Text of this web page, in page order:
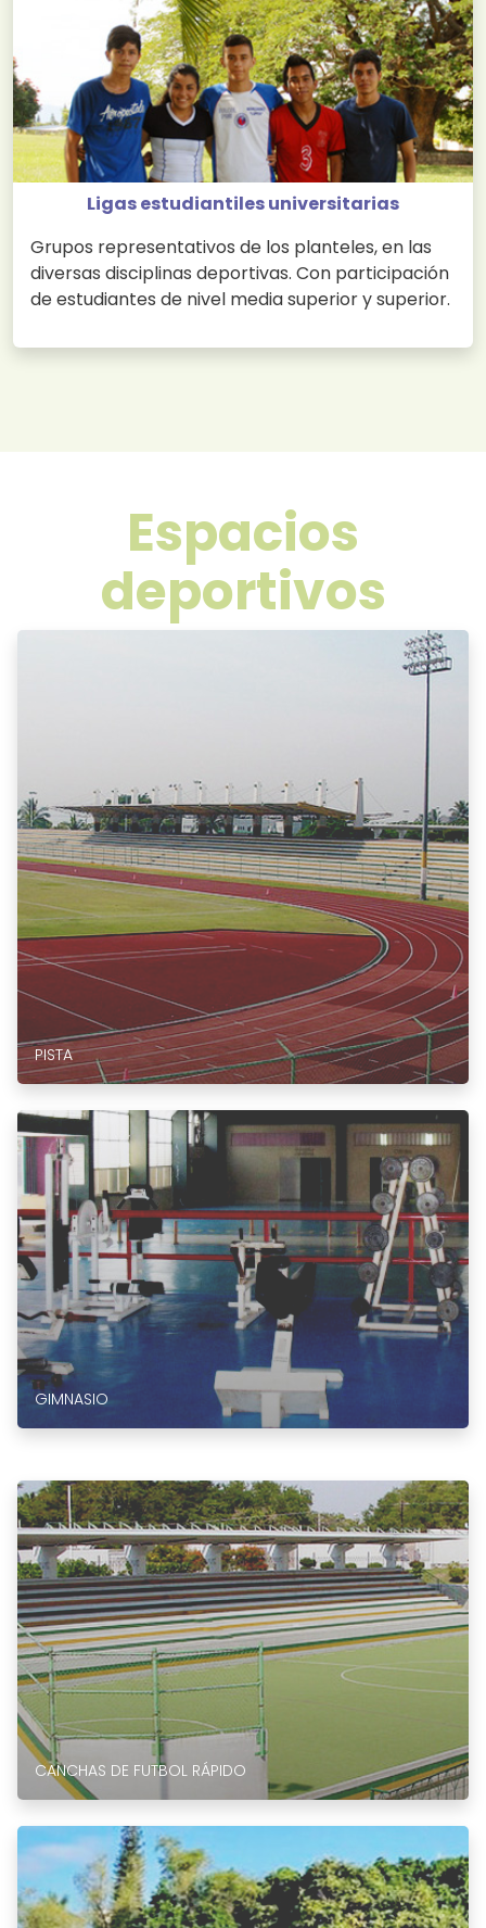
Ligas estudiantiles universitarias
Grupos representativos de los planteles, en las
diversas disciplinas deportivas. Con participación
de estudiantes de nivel media superior y superior.
Espacios
deportivos
PISTA
GIMNASIO
CANCHAS DE FUTBOL RÁPIDO